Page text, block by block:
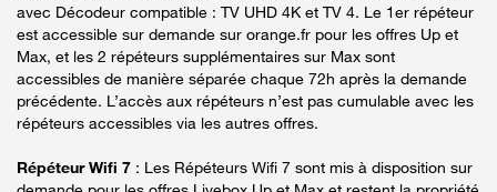
avec Décodeur compatible : TV UHD 4K et TV 4. Le 1er répéteur
est accessible sur demande sur orange.fr pour les offres Up et
Max, et les 2 répéteurs supplémentaires sur Max sont
accessibles de manière séparée chaque 72h après la demande
précédente. L’accès aux répéteurs n’est pas cumulable avec les
répéteurs accessibles via les autres offres.
Répéteur Wifi 7 : Les Répéteurs Wifi 7 sont mis à disposition sur